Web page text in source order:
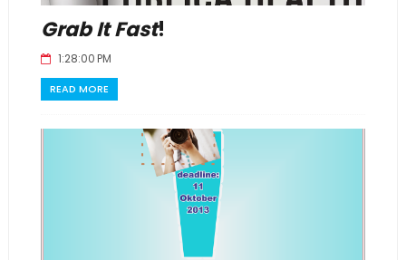
Grab It Fast!
1:28:00 PM
READ MORE